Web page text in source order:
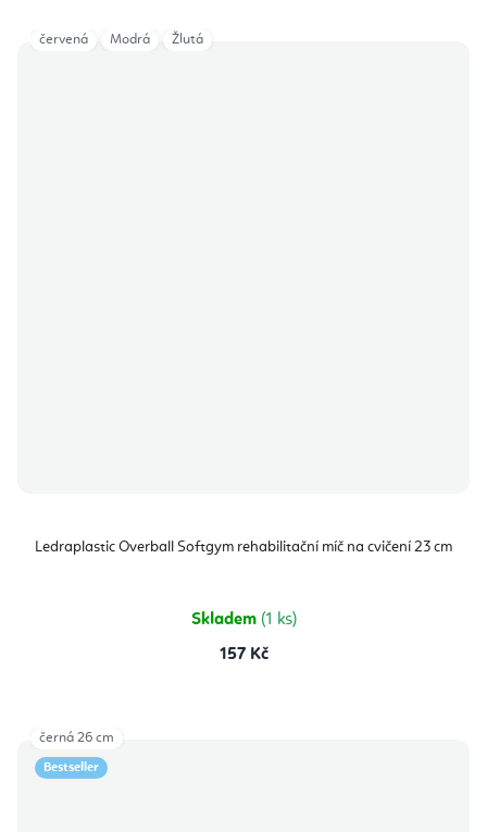
Ledraplastic Overball Softgym rehabilitační míč na cvičení 23 cm
Skladem (1 ks)
157 Kč
červená Modrá Žlutá
Bestseller
černá 26 cm